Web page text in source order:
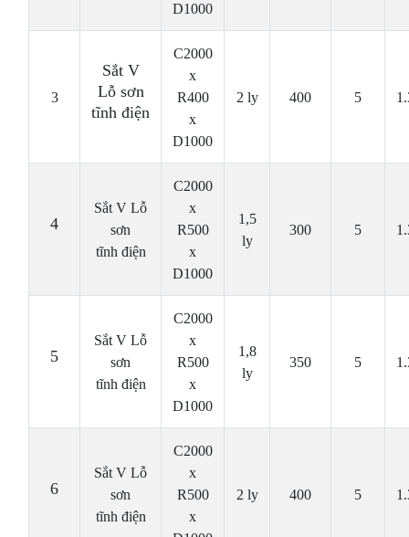
D1000
3
Sắt V
Lỗ sơn
tĩnh điện
C2000
x
R400
x
D1000
2 ly 400 5
4
Sắt V Lỗ
sơn
tĩnh điện
C2000
x
R500
x
D1000
1,5
ly
300 5
5
Sắt V Lỗ
sơn
tĩnh điện
C2000
x
R500
x
D1000
1,8
ly
350 5
6
Sắt V Lỗ
sơn
tĩnh điện
C2000
x
R500
x
2 ly 400 5